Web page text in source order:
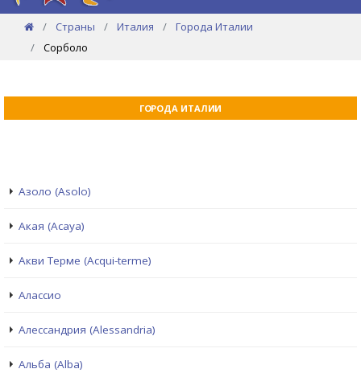
Страны Италия
Города Италии
Сорболо
ГОРОДА ИТАЛИИ
Азоло (Asolo)
Акая (Acaya)
Акви Терме (Acqui-terme)
Алассио
Алессандрия (Alessandria)
Альба (Alba)